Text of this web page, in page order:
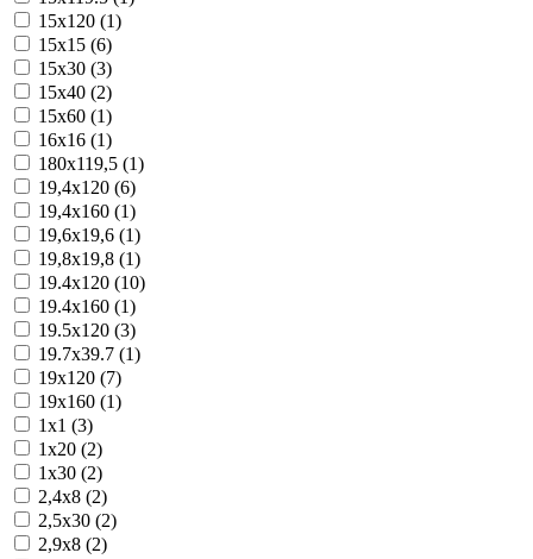
15x120 (1)
15x15 (6)
15x30 (3)
15x40 (2)
15x60 (1)
16x16 (1)
180x119,5 (1)
19,4x120 (6)
19,4x160 (1)
19,6x19,6 (1)
19,8x19,8 (1)
19.4x120 (10)
19.4x160 (1)
19.5x120 (3)
19.7x39.7 (1)
19x120 (7)
19x160 (1)
1x1 (3)
1x20 (2)
1x30 (2)
2,4x8 (2)
2,5x30 (2)
2,9x8 (2)